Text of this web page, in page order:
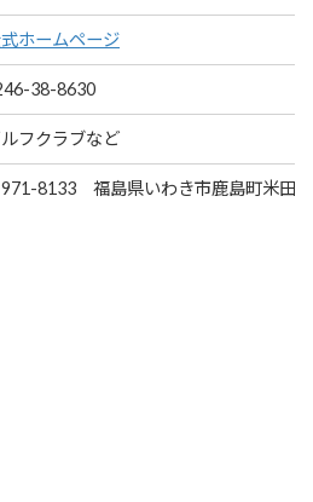
ホームページ
38-8630
フクラブなど
971-8133 福島県いわき市鹿島町米田